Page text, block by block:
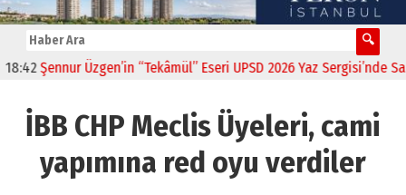
Şennur Üzgen’in “Tekâmül” Eseri UPSD 2026 Yaz Sergisi’nde
İBB CHP Meclis Üyeleri, cami
yapımına red oyu verdiler